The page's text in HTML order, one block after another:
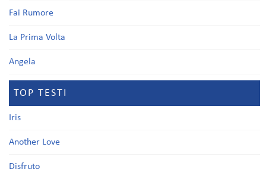
Fai Rumore
La Prima Volta
Angela
TOP TESTI
Iris
Another Love
Disfruto